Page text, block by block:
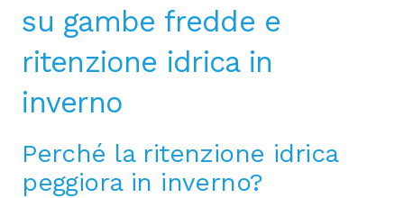
su gambe fredde e
ritenzione idrica in
inverno
Perché la ritenzione idrica
peggiora in inverno?